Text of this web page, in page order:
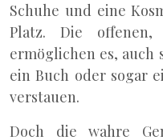
Schuhe und eine
Platz. Die offenen,
ermöglichen es, auch
ein Buch oder sogar
verstauen.
Doch die wahre